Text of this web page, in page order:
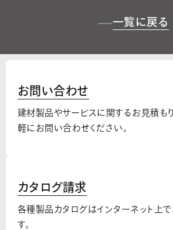
一覧に戻る
お問い合わせ
建材製品やサービスに関するお見積もり
軽にお問い合わせください。
カタログ請求
各種製品カタログはインターネット上
す。